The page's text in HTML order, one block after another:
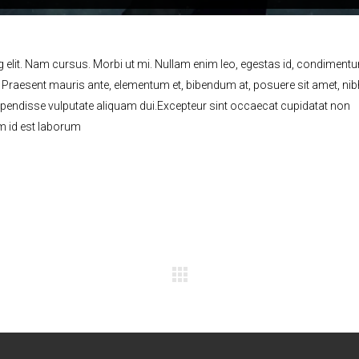
Nam cursus. Morbi ut mi. Nullam enim leo, egestas id,
mauris ante, elementum et, bibendum at, posuere sit amet,
vulputate aliquam dui.Excepteur sint occaecat cupidatat non
id est laborum